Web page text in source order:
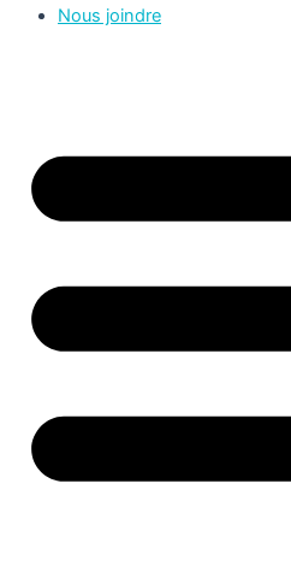
Nous joindre